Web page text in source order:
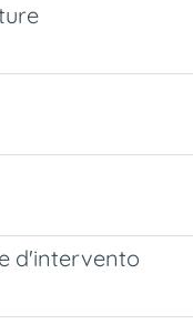
d'intervento